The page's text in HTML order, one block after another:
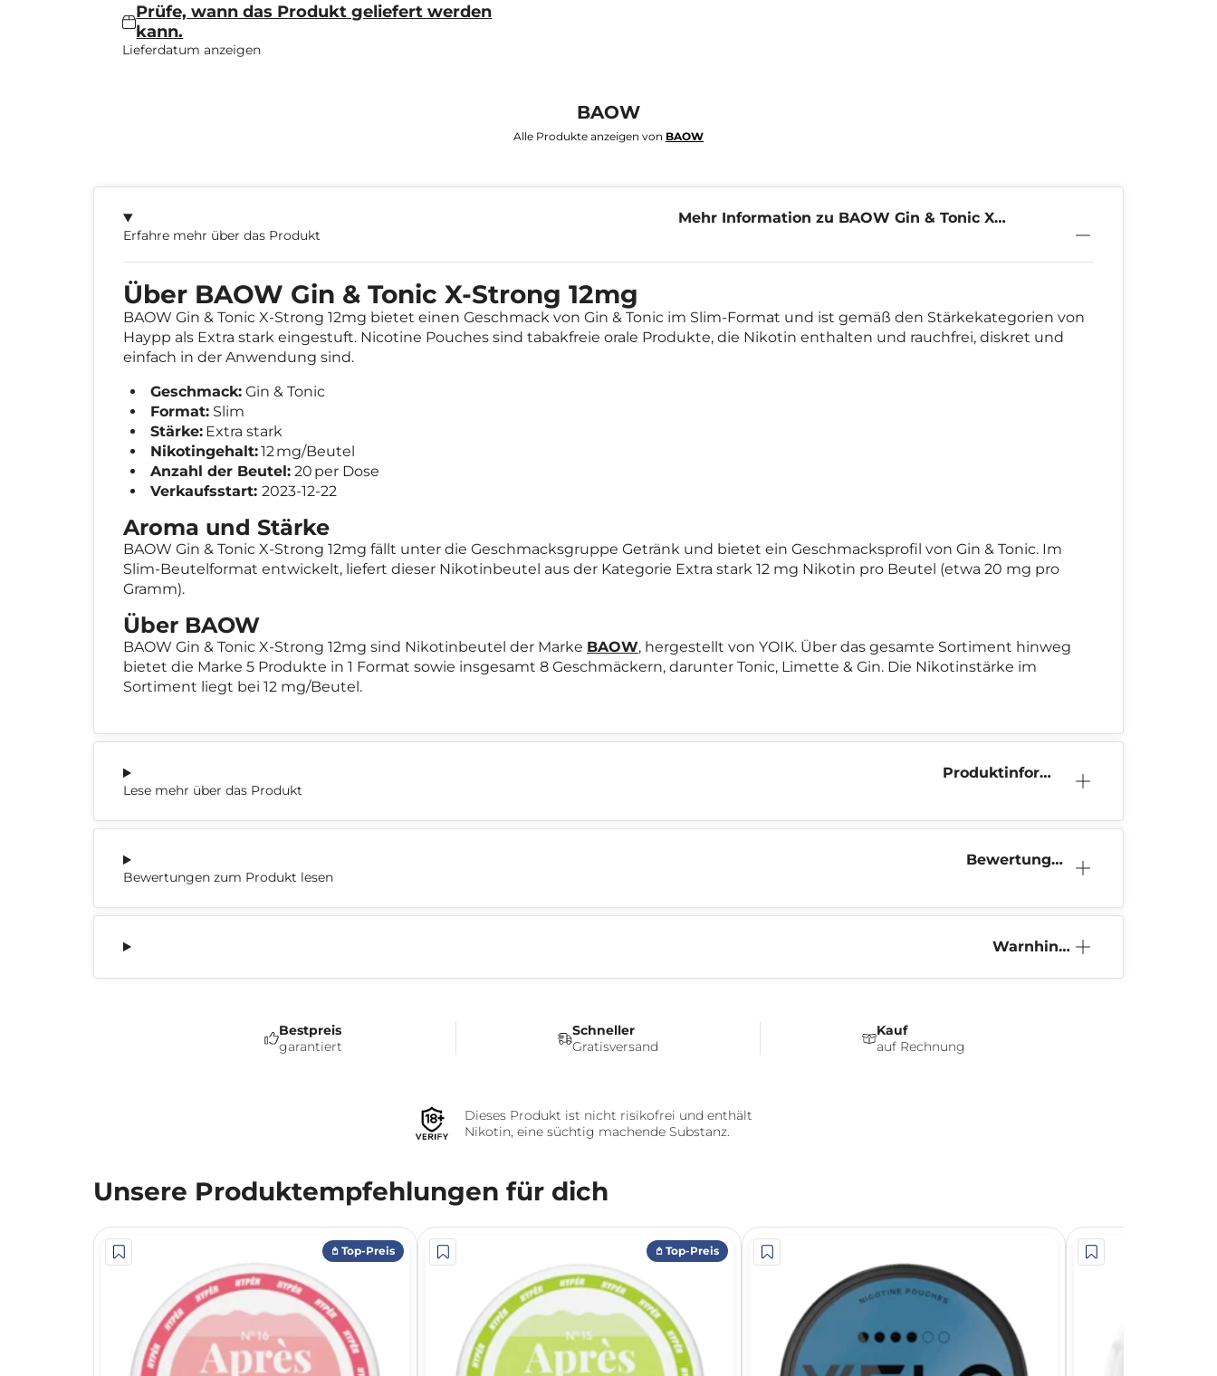
Prüfe, wann das Produkt geliefert werden
kann.
Lieferdatum anzeigen
Mehr Information zu BAOW Gin & Tonic X-
Erfahre mehr über das Produkt
Über BAOW Gin & Tonic X-Strong 12mg
BAOW Gin & Tonic X-Strong 12mg bietet einen Geschmack von Gin & Tonic im Slim-Format und ist gemäß den Stärkekategorien von
Haypp als Extra stark eingestuft. Nicotine Pouches sind tabakfreie orale Produkte, die Nikotin enthalten und rauchfrei, diskret und
einfach in der Anwendung sind.
Geschmack: Gin & Tonic
Format: Slim
Stärke: Extra stark
Nikotingehalt:12 mg/Beutel
Anzahl der Beutel: 20 per Dose
Verkaufsstart: 2023-12-22
Aroma und Stärke
BAOW Gin & Tonic X-Strong 12mg fällt unter die Geschmacksgruppe Getränk und bietet ein Geschmacksprofil von Gin & Tonic. Im
Slim-Beutelformat entwickelt, liefert dieser Nikotinbeutel aus der Kategorie Extra stark 12 mg Nikotin pro Beutel (etwa 20 mg pro
Gramm).
Über BAOW
BAOW Gin & Tonic X-Strong 12mg sind Nikotinbeutel der Marke BAOW, hergestellt von YOIK. Über das gesamte Sortiment hinweg
bietet die Marke 5 Produkte in 1 Format sowie insgesamt 8 Geschmäckern, darunter Tonic, Limette & Gin. Die Nikotinstärke im
Sortiment liegt bei 12 mg/Beutel.
Produktinform
Lese mehr über das Produkt
Bewertunge
Bewertungen zum Produkt lesen
Warnhinw
BAOW
Alle Produkte anzeigen von BAOW
Bestpreis
garantiert
Schneller
Gratisversand
Kauf
auf Rechnung
Dieses Produkt ist nicht risikofrei und enthält
Nikotin, eine süchtig machende Substanz.
Unsere Produktempfehlungen für dich
𖤘 Top-Preis 𖤘 Top-Preis